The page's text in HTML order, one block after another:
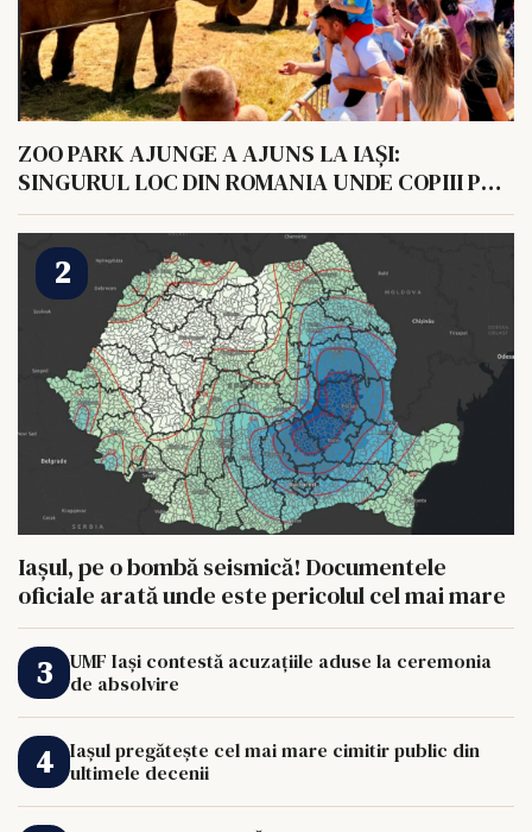
ZOO PARK AJUNGE A AJUNS LA IAȘI:
SINGURUL LOC DIN ROMANIA UNDE COPIII POT
HRANI UN ELEFANT
Iașul, pe o bombă seismică! Documentele
oficiale arată unde este pericolul cel mai mare
UMF Iași contestă acuzațiile aduse la ceremonia
de absolvire
Iașul pregătește cel mai mare cimitir public din
ultimele decenii